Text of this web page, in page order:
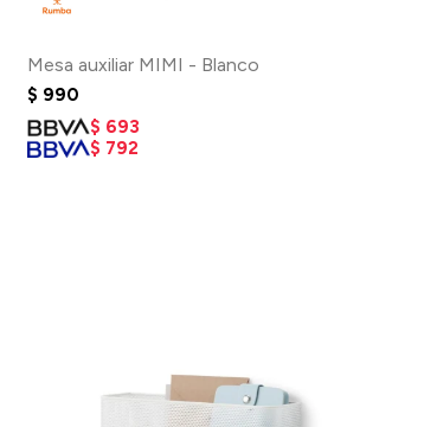
Mesa auxiliar MIMI - Blanco
$ 990
$ 693
$ 792